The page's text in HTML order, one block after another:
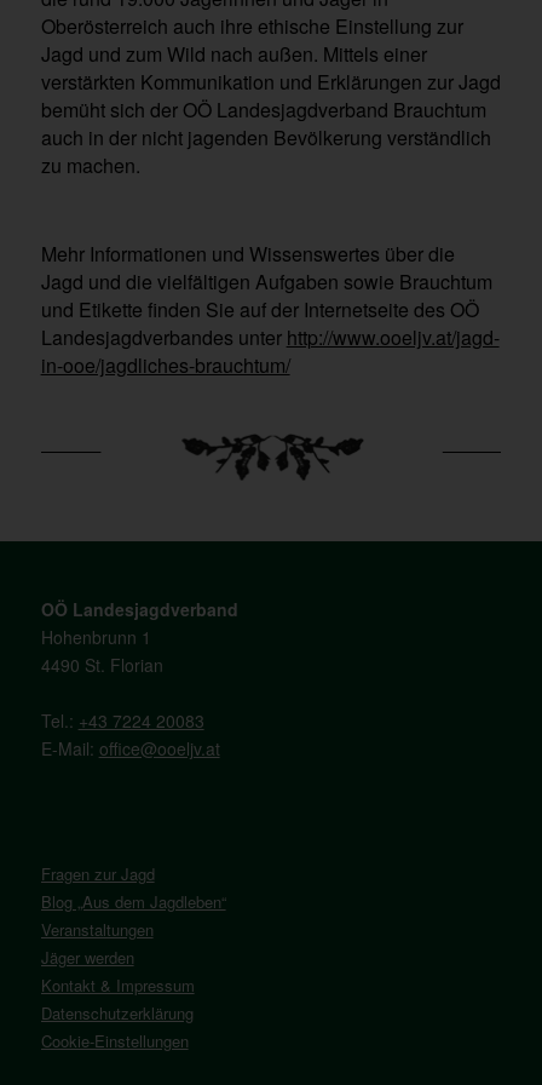
Oberösterreich auch ihre ethische Einstellung zur
Jagd und zum Wild nach außen. Mittels einer
verstärkten Kommunikation und Erklärungen zur Jagd
bemüht sich der OÖ Landesjagdverband Brauchtum
auch in der nicht jagenden Bevölkerung verständlich
zu machen.
Mehr Informationen und Wissenswertes über die
Jagd und die vielfältigen Aufgaben sowie Brauchtum
und Etikette finden Sie auf der Internetseite des OÖ
Landesjagdverbandes unter http://www.ooeljv.at/jagd-
in-ooe/jagdliches-brauchtum/
OÖ Landesjagdverband
Hohenbrunn 1
4490 St. Florian
Tel.: +43 7224 20083
E-Mail: office@ooeljv.at
Fragen zur Jagd
Blog „Aus dem Jagdleben“
Veranstaltungen
Jäger werden
Kontakt & Impressum
Datenschutzerklärung
Cookie-Einstellungen